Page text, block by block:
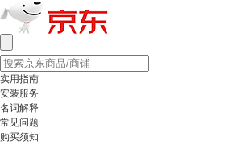
实用指南
安装服务
名词解释
常见问题
购买须知